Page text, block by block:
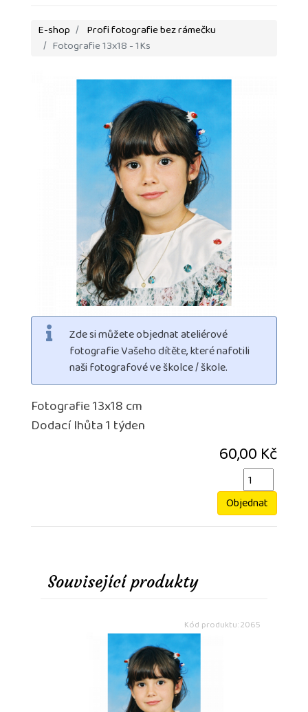
E-shop Profi fotografie bez rámečku
Fotografie 13x18 - 1Ks
Zde si můžete objednat ateliérové
fotografie Vašeho dítěte, které nafotili
naši fotografové ve školce / škole.
Fotografie 13x18 cm
Dodací lhůta 1 týden
60,00 Kč
Objednat
Související produkty
Kód produktu: 2065